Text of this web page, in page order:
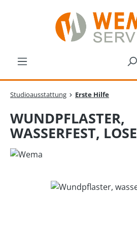
Zum Hauptinhalt springen
Studioausstattung Erste Hilfe
WUNDPFLASTER,
WASSERFEST, LOSE
Bildergalerie überspringen